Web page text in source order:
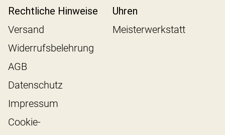
Rechtliche Hinweise
Versand
Widerrufsbelehrung
AGB
Datenschutz
Impressum
Cookie-
Uhren
Meisterwerkstatt